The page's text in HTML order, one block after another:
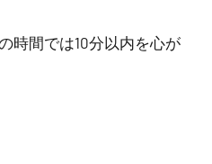
時間では10分以内を心が